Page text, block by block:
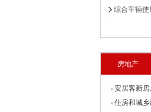
综合车辆
房地产
安居客新
住房和城